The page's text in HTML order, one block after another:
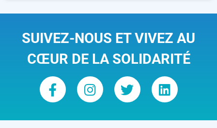
SUIVEZ-NOUS ET VIVEZ AU
CŒUR DE LA SOLIDARITÉ